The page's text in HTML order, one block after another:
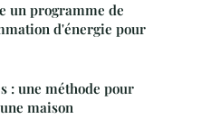
un programme de
d'énergie pour
: une méthode pour
maison